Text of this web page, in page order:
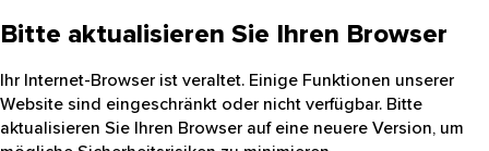
Bitte aktualisieren Sie Ihren Browser
Ihr Internet-Browser ist veraltet. Einige Funktionen unserer
Website sind eingeschränkt oder nicht verfügbar. Bitte
aktualisieren Sie Ihren Browser auf eine neuere Version, um